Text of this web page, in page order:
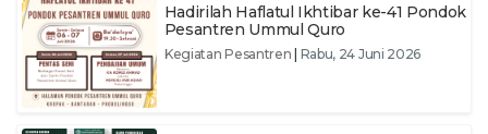
Hadirilah Haflatul Ikhtibar ke-41 Pondok
Pesantren Ummul Quro
Kegiatan Pesantren Rabu, 24 Juni 2026